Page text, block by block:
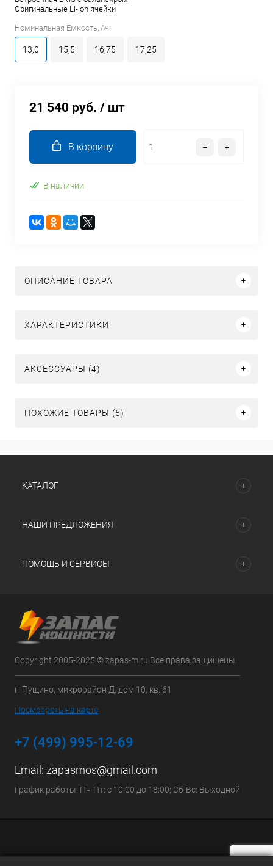
Оригинальные Li-ion ячейки
Номинальная Емкость, Ач:
13,0 15,5 16,75 17,25
21 540 руб. / шт
В корзину
В наличии
ОПИСАНИЕ ТОВАРА
ХАРАКТЕРИСТИКИ
АКСЕССУАРЫ (4)
ПОХОЖИЕ ТОВАРЫ (5)
КАТАЛОГ
НАШИ ПРЕДЛОЖЕНИЯ
ПОМОЩЬ И СЕРВИСЫ
Copyright 2005-2025 © zapas-m.ru Все права защищены.
г. Пущино, микрорайон Д, дом 10, кв. 61
Посмотреть на карте
+7 (499) 995-12-69
Email: zapasmos@gmail.com
График работы: Пн-Пт: с 10:00 до 18:00; Сб-Вс: Выходной